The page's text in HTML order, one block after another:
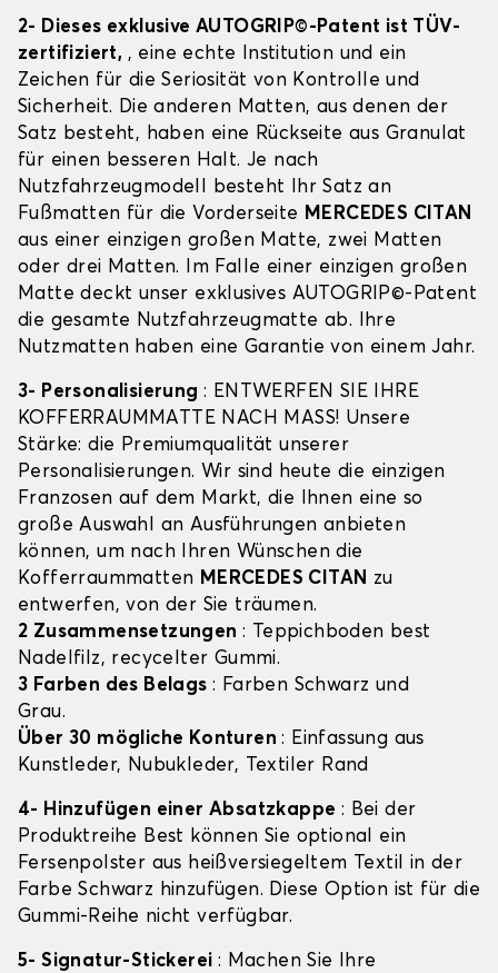
2- Dieses exklusive AUTOGRIP©-Patent ist TÜV-
zertifiziert, , eine echte Institution und ein
Zeichen für die Seriosität von Kontrolle und
Sicherheit. Die anderen Matten, aus denen der
Satz besteht, haben eine Rückseite aus Granulat
für einen besseren Halt. Je nach
Nutzfahrzeugmodell besteht Ihr Satz an
Fußmatten für die Vorderseite MERCEDES CITAN
aus einer einzigen großen Matte, zwei Matten
oder drei Matten. Im Falle einer einzigen großen
Matte deckt unser exklusives AUTOGRIP©-Patent
die gesamte Nutzfahrzeugmatte ab. Ihre
Nutzmatten haben eine Garantie von einem Jahr.
3- Personalisierung : ENTWERFEN SIE IHRE
KOFFERRAUMMATTE NACH MASS! Unsere
Stärke: die Premiumqualität unserer
Personalisierungen. Wir sind heute die einzigen
Franzosen auf dem Markt, die Ihnen eine so
große Auswahl an Ausführungen anbieten
können, um nach Ihren Wünschen die
Kofferraummatten MERCEDES CITAN zu
entwerfen, von der Sie träumen.
2 Zusammensetzungen : Teppichboden best
Nadelfilz, recycelter Gummi.
3 Farben des Belags : Farben Schwarz und
Grau.
Über 30 mögliche Konturen: Einfassung aus
Kunstleder, Nubukleder, Textiler Rand
4- Hinzufügen einer Absatzkappe : Bei der
Produktreihe Best können Sie optional ein
Fersenpolster aus heißversiegeltem Textil in der
Farbe Schwarz hinzufügen. Diese Option ist für die
Gummi-Reihe nicht verfügbar.
5- Signatur-Stickerei : Machen Sie Ihre